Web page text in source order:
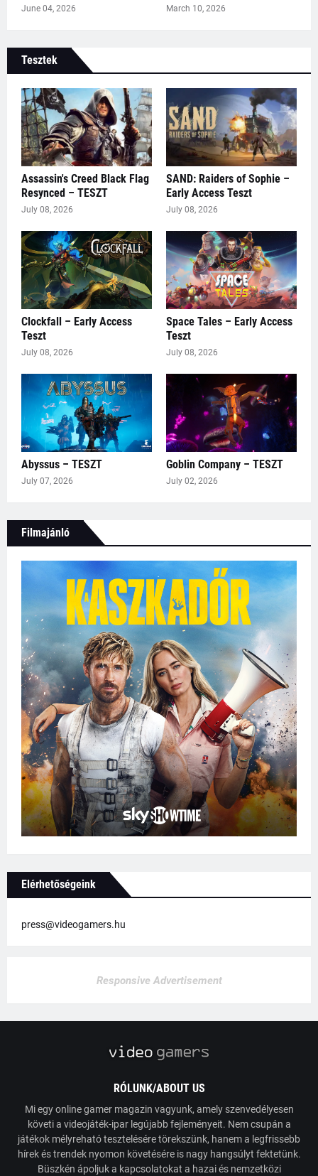
June 04, 2026 March 10, 2026
Tesztek
Assassin's Creed Black Flag
Resynced – TESZT
July 08, 2026
SAND: Raiders of Sophie –
Early Access Teszt
July 08, 2026
Clockfall – Early Access
Teszt
July 08, 2026
Space Tales – Early Access
Teszt
July 08, 2026
Abyssus – TESZT
July 07, 2026
Goblin Company – TESZT
July 02, 2026
Filmajánló
Elérhetőségeink
press@videogamers.hu
Responsive Advertisement
RÓLUNK/ABOUT US
Mi egy online gamer magazin vagyunk, amely szenvedélyesen
követi a videojáték-ipar legújabb fejleményeit. Nem csupán a
játékok mélyreható tesztelésére törekszünk, hanem a legfrissebb
hírek és trendek nyomon követésére is nagy hangsúlyt fektetünk.
Büszkén ápoljuk a kapcsolatokat a hazai és nemzetközi